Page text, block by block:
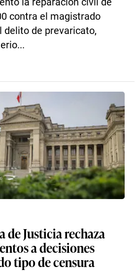
contra el magistrado
delito de prevaricato,
de Justicia rechaza
a decisiones
tipo de censura